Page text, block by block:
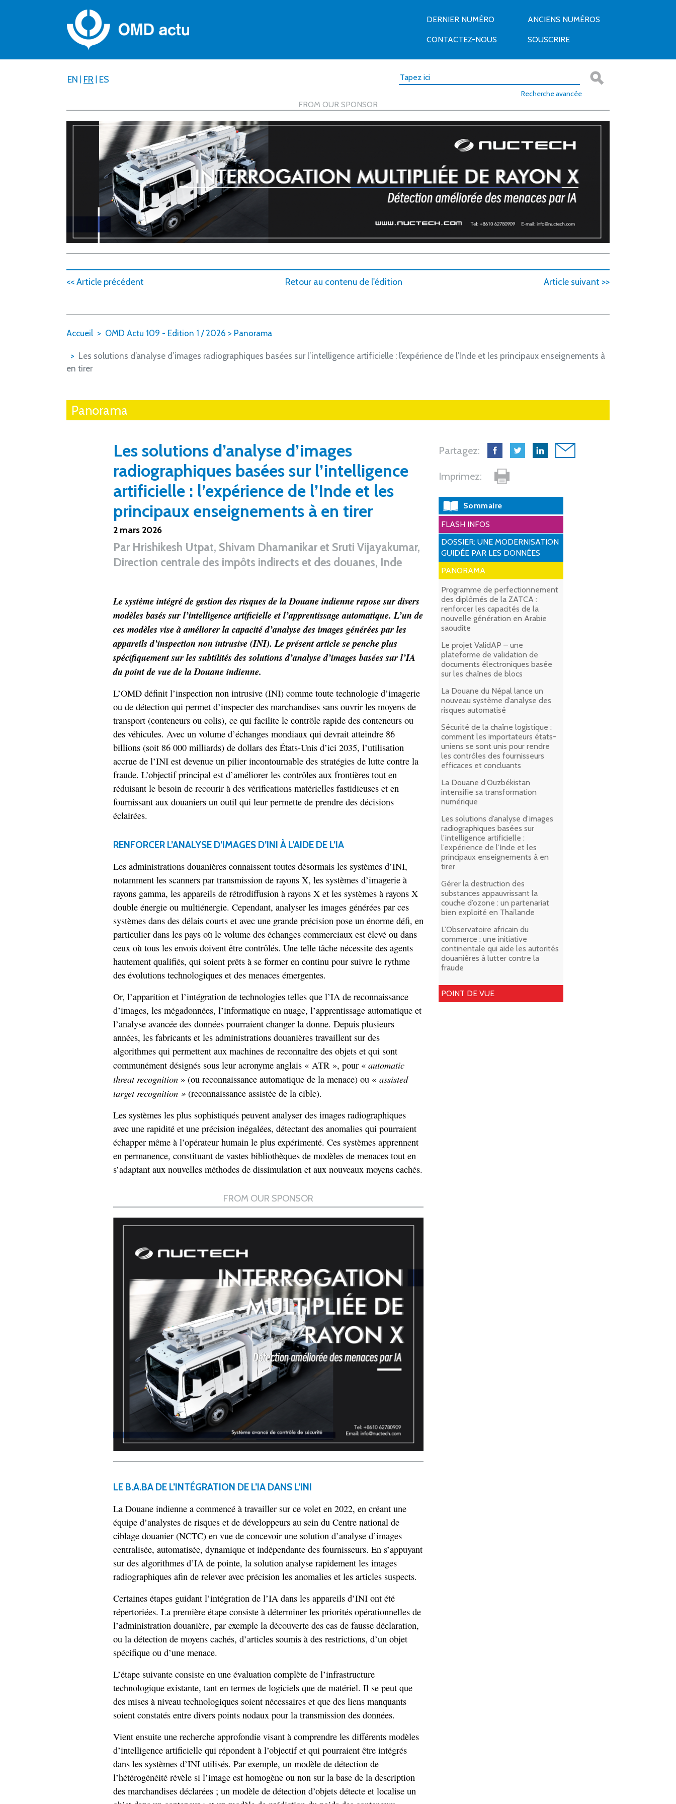
DERNIER NUMÉRO ANCIENS NUMÉROS
CONTACTEZ-NOUS SOUSCRIRE
EN | FR | ES
Recherche avancée
<< Article précédent Retour au contenu de l'édition Article suivant >>
Accueil OMD Actu 109 - Edition 1 / 2026 > Panorama
Les solutions d’analyse d’images radiographiques basées sur l’intelligence artificielle : l’expérience de l’Inde et les principaux enseignements à
en tirer
Panorama
Les solutions d’analyse d’images
radiographiques basées sur l’intelligence
artificielle : l’expérience de l’Inde et les
principaux enseignements à en tirer
2 mars 2026
Par Hrishikesh Utpat, Shivam Dhamanikar et Sruti Vijayakumar,
Direction centrale des impôts indirects et des douanes, Inde
Le système intégré de gestion des risques de la Douane indienne repose sur divers
modèles basés sur l’intelligence artificielle et l’apprentissage automatique. L’un de
ces modèles vise à améliorer la capacité d’analyse des images générées par les
appareils d’inspection non intrusive (INI). Le présent article se penche plus
spécifiquement sur les subtilités des solutions d’analyse d’images basées sur l’IA
du point de vue de la Douane indienne.
L’OMD définit l’inspection non intrusive (INI) comme toute technologie d’imagerie
ou de détection qui permet d’inspecter des marchandises sans ouvrir les moyens de
transport (conteneurs ou colis), ce qui facilite le contrôle rapide des conteneurs ou
des véhicules. Avec un volume d’échanges mondiaux qui devrait atteindre 86
billions (soit 86 000 milliards) de dollars des États-Unis d’ici 2035, l’utilisation
accrue de l’INI est devenue un pilier incontournable des stratégies de lutte contre la
fraude. L’objectif principal est d’améliorer les contrôles aux frontières tout en
réduisant le besoin de recourir à des vérifications matérielles fastidieuses et en
fournissant aux douaniers un outil qui leur permette de prendre des décisions
éclairées.
RENFORCER L’ANALYSE D’IMAGES D’INI À L’AIDE DE L’IA
Les administrations douanières connaissent toutes désormais les systèmes d’INI,
notamment les scanners par transmission de rayons X, les systèmes d’imagerie à
rayons gamma, les appareils de rétrodiffusion à rayons X et les systèmes à rayons X
double énergie ou multiénergie. Cependant, analyser les images générées par ces
systèmes dans des délais courts et avec une grande précision pose un énorme défi, en
particulier dans les pays où le volume des échanges commerciaux est élevé ou dans
ceux où tous les envois doivent être contrôlés. Une telle tâche nécessite des agents
hautement qualifiés, qui soient prêts à se former en continu pour suivre le rythme
des évolutions technologiques et des menaces émergentes.
Or, l’apparition et l’intégration de technologies telles que l’IA de reconnaissance
d’images, les mégadonnées, l’informatique en nuage, l’apprentissage automatique et
l’analyse avancée des données pourraient changer la donne. Depuis plusieurs
années, les fabricants et les administrations douanières travaillent sur des
algorithmes qui permettent aux machines de reconnaître des objets et qui sont
communément désignés sous leur acronyme anglais « ATR », pour « automatic
threat recognition» (ou reconnaissance automatique de la menace) ou « assisted
target recognition »(reconnaissance assistée de la cible).
Les systèmes les plus sophistiqués peuvent analyser des images radiographiques
avec une rapidité et une précision inégalées, détectant des anomalies qui pourraient
échapper même à l’opérateur humain le plus expérimenté. Ces systèmes apprennent
en permanence, constituant de vastes bibliothèques de modèles de menaces tout en
s’adaptant aux nouvelles méthodes de dissimulation et aux nouveaux moyens cachés.
LE B.A.BA DE L’INTÉGRATION DE L’IA DANS L’INI
La Douane indienne a commencé à travailler sur ce volet en 2022, en créant une
équipe d’analystes de risques et de développeurs au sein du Centre national de
ciblage douanier (NCTC) en vue de concevoir une solution d’analyse d’images
centralisée, automatisée, dynamique et indépendante des fournisseurs. En s’appuyant
sur des algorithmes d’IA de pointe, la solution analyse rapidement les images
radiographiques afin de relever avec précision les anomalies et les articles suspects.
Certaines étapes guidant l’intégration de l’IA dans les appareils d’INI ont été
répertoriées. La première étape consiste à déterminer les priorités opérationnelles de
l’administration douanière, par exemple la découverte des cas de fausse déclaration,
ou la détection de moyens cachés, d’articles soumis à des restrictions, d’un objet
spécifique ou d’une menace.
L’étape suivante consiste en une évaluation complète de l’infrastructure
technologique existante, tant en termes de logiciels que de matériel. Il se peut que
des mises à niveau technologiques soient nécessaires et que des liens manquants
soient constatés entre divers points nodaux pour la transmission des données.
Vient ensuite une recherche approfondie visant à comprendre les différents modèles
d’intelligence artificielle qui répondent à l’objectif et qui pourraient être intégrés
dans les systèmes d’INI utilisés. Par exemple, un modèle de détection de
l’hétérogénéité révèle si l’image est homogène ou non sur la base de la description
des marchandises déclarées ; un modèle de détection d’objets détecte et localise un
Partagez:
Imprimez:
Sommaire
FLASH INFOS
DOSSIER: UNE MODERNISATION
GUIDÉE PAR LES DONNÉES
PANORAMA
Programme de perfectionnement
des diplômés de la ZATCA :
renforcer les capacités de la
nouvelle génération en Arabie
saoudite
Le projet ValidAP – une
plateforme de validation de
documents électroniques basée
sur les chaînes de blocs
La Douane du Népal lance un
nouveau système d’analyse des
risques automatisé
Sécurité de la chaîne logistique :
comment les importateurs états-
uniens se sont unis pour rendre
les contrôles des fournisseurs
efficaces et concluants
La Douane d’Ouzbékistan
intensifie sa transformation
numérique
Les solutions d’analyse d’images
radiographiques basées sur
l’intelligence artificielle :
l’expérience de l’Inde et les
principaux enseignements à en
tirer
Gérer la destruction des
substances appauvrissant la
couche d’ozone : un partenariat
bien exploité en Thaïlande
L’Observatoire africain du
commerce : une initiative
continentale qui aide les autorités
douanières à lutter contre la
fraude
POINT DE VUE